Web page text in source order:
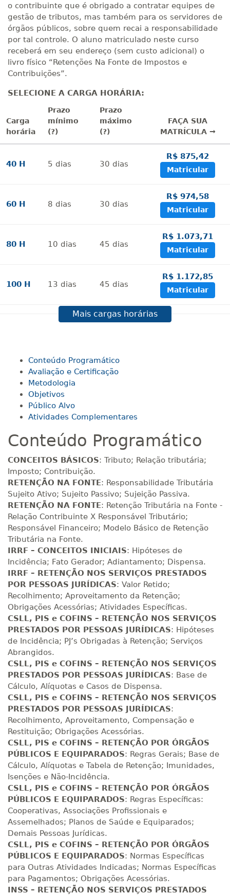
o contribuinte que é obrigado a contratar equipes de
gestão de tributos, mas também para os servidores de
órgãos públicos, sobre quem recai a responsabilidade
por tal controle. O aluno matriculado neste curso
receberá em seu endereço (sem custo adicional) o
livro físico “Retenções Na Fonte de Impostos e
Contribuições”.
SELECIONE A CARGA HORÁRIA:
Carga
horária
Prazo
mínimo
(?)
Prazo
máximo
(?)
FAÇA SUA
MATRÍCULA →
40 H 5 dias 30 dias
R$ 875,42
Matricular
60 H 8 dias 30 dias
R$ 974,58
Matricular
80 H 10 dias 45 dias
R$ 1.073,71
Matricular
100 H 13 dias 45 dias
R$ 1.172,85
Matricular
dias 60dias
140 H 18dias 60dias
160 H 20 dias
180 H 23dias 90dias
R$ 1.569,39
200 H 25dias 90dias
R$ 1.668,52
Matricular
220 H 28 dias 90dias
R$ 1.767,67
Matricular
240 H 30dias 90dias
R$ 1.866,82
Matricular
260 H 33dias 90dias
R$ 1.965,94
Matricular
280 H 35dias 120dias
R$ 2.065,09
300 H 38dias 120dias
R$ 2.164,22
320 H 40dias 120dias
R$ 2.263,36
340 H 43dias 120dias
R$ 2.362,49
360 H dias 120dias
R$ 2.461,64
380 H 48 dias 150dias
R$ 2.560,77
Matricular
400 H 50dias 150dias
R$ 2.659,90
Matricular
Mais cargas horárias
Conteúdo Programático
Avaliação e Certificação
Metodologia
Objetivos
Público Alvo
Atividades Complementares
Conteúdo Programático
CONCEITOS BÁSICOS: Tributo; Relação tributária;
Imposto; Contribuição.
RETENÇÃO NA FONTE: Responsabilidade Tributária
Sujeito Ativo; Sujeito Passivo; Sujeição Passiva.
RETENÇÃO NA FONTE: Retenção Tributária na Fonte -
Relação Contribuinte X Responsável Tributário;
Responsável Financeiro; Modelo Básico de Retenção
Tributária na Fonte.
IRRF – CONCEITOS INICIAIS: Hipóteses de
Incidência; Fato Gerador; Adiantamento; Dispensa.
IRRF – RETENÇÃO NOS SERVIÇOS PRESTADOS
POR PESSOAS JURÍDICAS: Valor Retido;
Recolhimento; Aproveitamento da Retenção;
Obrigações Acessórias; Atividades Específicas.
CSLL, PIS e COFINS – RETENÇÃO NOS SERVIÇOS
PRESTADOS POR PESSOAS JURÍDICAS: Hipóteses
de Incidência; PJ’s Obrigadas à Retenção; Serviços
Abrangidos.
CSLL, PIS e COFINS – RETENÇÃO NOS SERVIÇOS
PRESTADOS POR PESSOAS JURÍDICAS: Base de
Cálculo, Alíquotas e Casos de Dispensa.
CSLL, PIS e COFINS – RETENÇÃO NOS SERVIÇOS
PRESTADOS POR PESSOAS JURÍDICAS:
Recolhimento, Aproveitamento, Compensação e
Restituição; Obrigações Acessórias.
CSLL, PIS e COFINS – RETENÇÃO POR ÓRGÃOS
PÚBLICOS E EQUIPARADOS: Regras Gerais; Base de
Cálculo, Alíquotas e Tabela de Retenção; Imunidades,
Isenções e Não-Incidência.
CSLL, PIS e COFINS – RETENÇÃO POR ÓRGÃOS
PÚBLICOS E EQUIPARADOS: Regras Específicas:
Cooperativas, Associações Profissionais e
Assemelhados; Planos de Saúde e Equiparados;
Demais Pessoas Jurídicas.
CSLL, PIS e COFINS – RETENÇÃO POR ÓRGÃOS
PÚBLICOS E EQUIPARADOS: Normas Específicas
para Outras Atividades Indicadas; Normas Específicas
para Pagamentos; Obrigações Acessórias.
INSS – RETENÇÃO NOS SERVIÇOS PRESTADOS